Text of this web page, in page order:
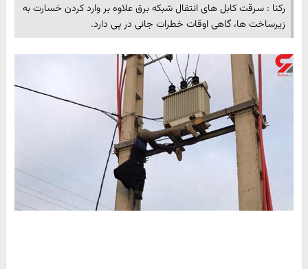
رکنا : سرقت کابل های انتقال شبکه برق علاوه بر وارد کردن خسارت به
زیرساخت ها، گاهی اوقات خطرات جانی در پی دارد.